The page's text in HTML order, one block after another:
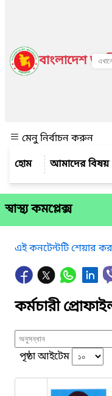
বাংলাদেশ
মেনু নির্বাচন করুন
আমাদের বিষয়
স্বাস্থ্য কমপ্লেক্স
এই কনটেন্টটি শেয়ার
কর্মচারী
পৃষ্ঠা আইটেম